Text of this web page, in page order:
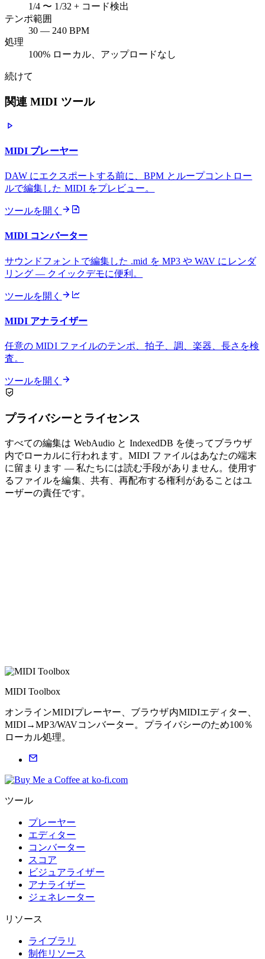
1/4 〜 1/32 + コード検出
テンポ範囲
30 — 240 BPM
処理
100% ローカル、アップロードなし
続けて
関連 MIDI ツール
MIDI プレーヤー
DAW にエクスポートする前に、BPM とループコントロー
ルで編集した MIDI をプレビュー。
ツールを開く
MIDI コンバーター
サウンドフォントで編集した .mid を MP3 や WAV にレンダ
リング — クイックデモに便利。
ツールを開く
MIDI アナライザー
任意の MIDI ファイルのテンポ、拍子、調、楽器、長さを検
査。
ツールを開く
プライバシーとライセンス
すべての編集は WebAudio と IndexedDB を使ってブラウザ
内でローカルに行われます。MIDI ファイルはあなたの端末
に留まります — 私たちには読む手段がありません。使用す
るファイルを編集、共有、再配布する権利があることはユ
ーザーの責任です。
MIDI Toolbox
オンラインMIDIプレーヤー、ブラウザ内MIDIエディター、
MIDI→MP3/WAVコンバーター。プライバシーのため100％
ローカル処理。
ツール
プレーヤー
エディター
コンバーター
スコア
ビジュアライザー
アナライザー
ジェネレーター
リソース
ライブラリ
制作リソース